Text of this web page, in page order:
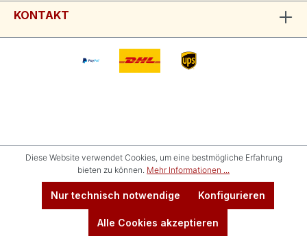
KONTAKT
Diese Website verwendet Cookies, um eine bestmögliche Erfahrung
bieten zu können. Mehr Informationen ...
Nur technisch notwendige Konfigurieren
Alle Cookies akzeptieren